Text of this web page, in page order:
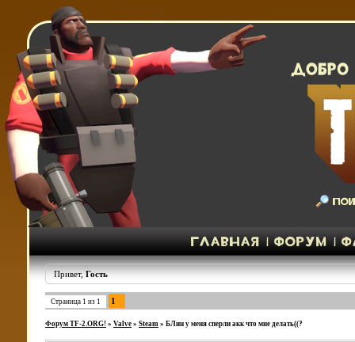
Привет,Гость
Страница 1 из 1 1
Форум TF-2.ORG! » Valve » Steam » БЛин у меня сперли акк что мне делать((?